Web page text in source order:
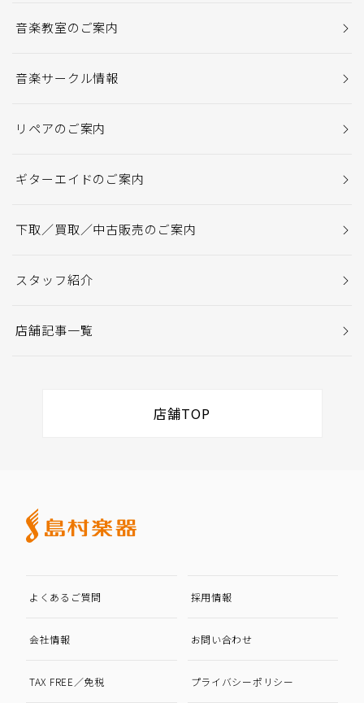
音楽教室のご案内
音楽サークル情報
リペアのご案内
ギターエイドのご案内
下取／買取／中古販売のご案内
スタッフ紹介
店舗記事一覧
店舗TOP
よくあるご質問 採用情報
会社情報 お問い合わせ
TAX FREE／免税 プライバシーポリシー